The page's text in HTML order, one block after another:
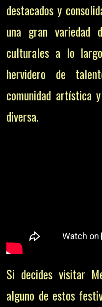
destacados y
una gran variedad
culturales a lo
hervidero de
comunidad artística
diversa.
Si decides visitar
alguno de estos